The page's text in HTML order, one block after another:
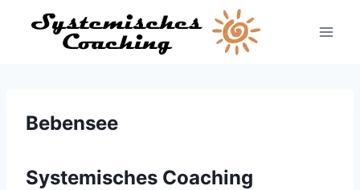
Inhalt
Bebensee
Systemisches Coaching